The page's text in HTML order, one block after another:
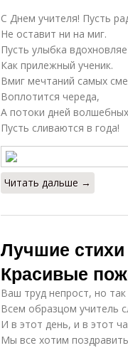
С Днем учителя! Пусть
Не оставит ни на миг.
Пусть улыбка
Как прилежный ученик.
Вмиг мечтаний самых
Воплотится череда,
А потоки дней волшебных
Пусть сливаются в года!
Читать дальше →
Лучшие
Красивые
Ваш труд непрост, но
Всем образцом учитель
И в этот день, и в этот
Мы все хотим